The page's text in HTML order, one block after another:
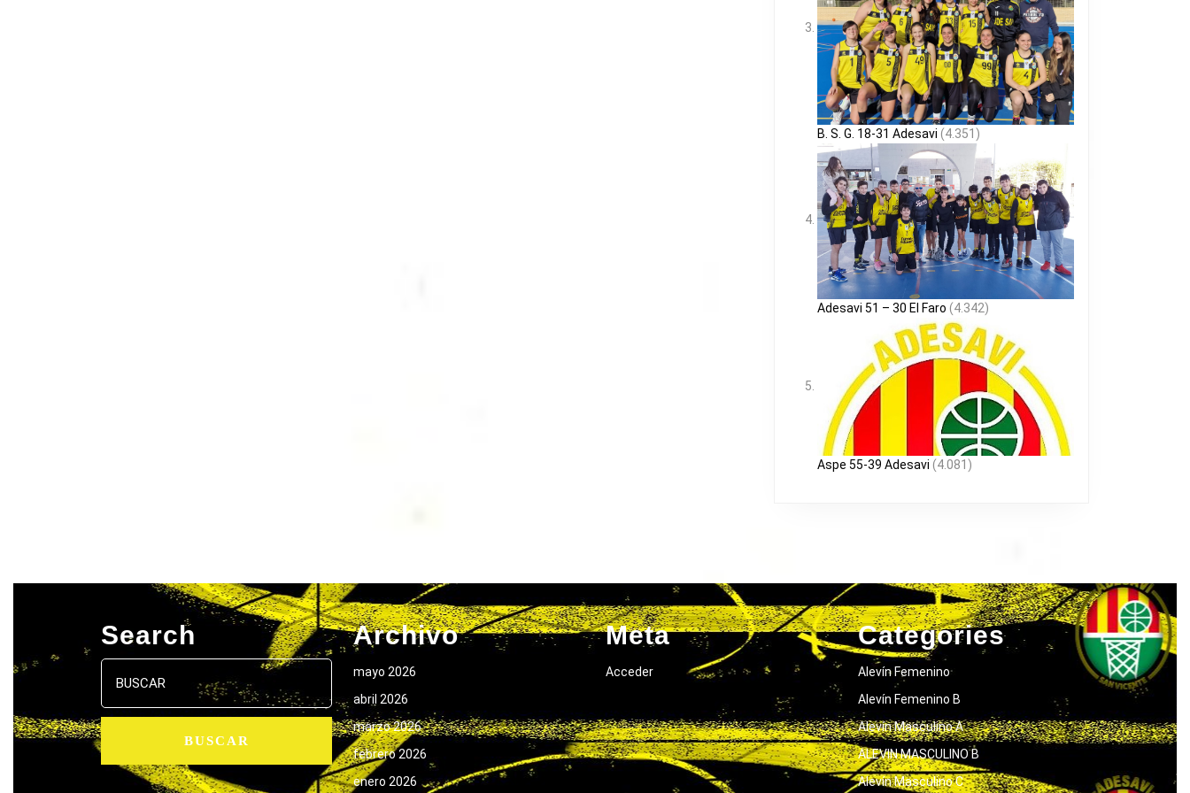
B. S. G. 18-31 Adesavi (4.351)
Adesavi 51 – 30 El Faro (4.342)
Aspe 55-39 Adesavi (4.081)
Search
Buscar:
Archivo
mayo 2026
abril 2026
marzo 2026
febrero 2026
enero 2026
Meta
Acceder
Categories
Alevín Femenino
Alevín Femenino B
Alevín Masculino A
ALEVIN MASCULINO B
Alevín Masculino C